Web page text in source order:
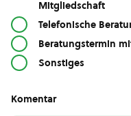
Mitgliedschaft
Telefonische
Beratungstermin
Sonstiges
Komentar